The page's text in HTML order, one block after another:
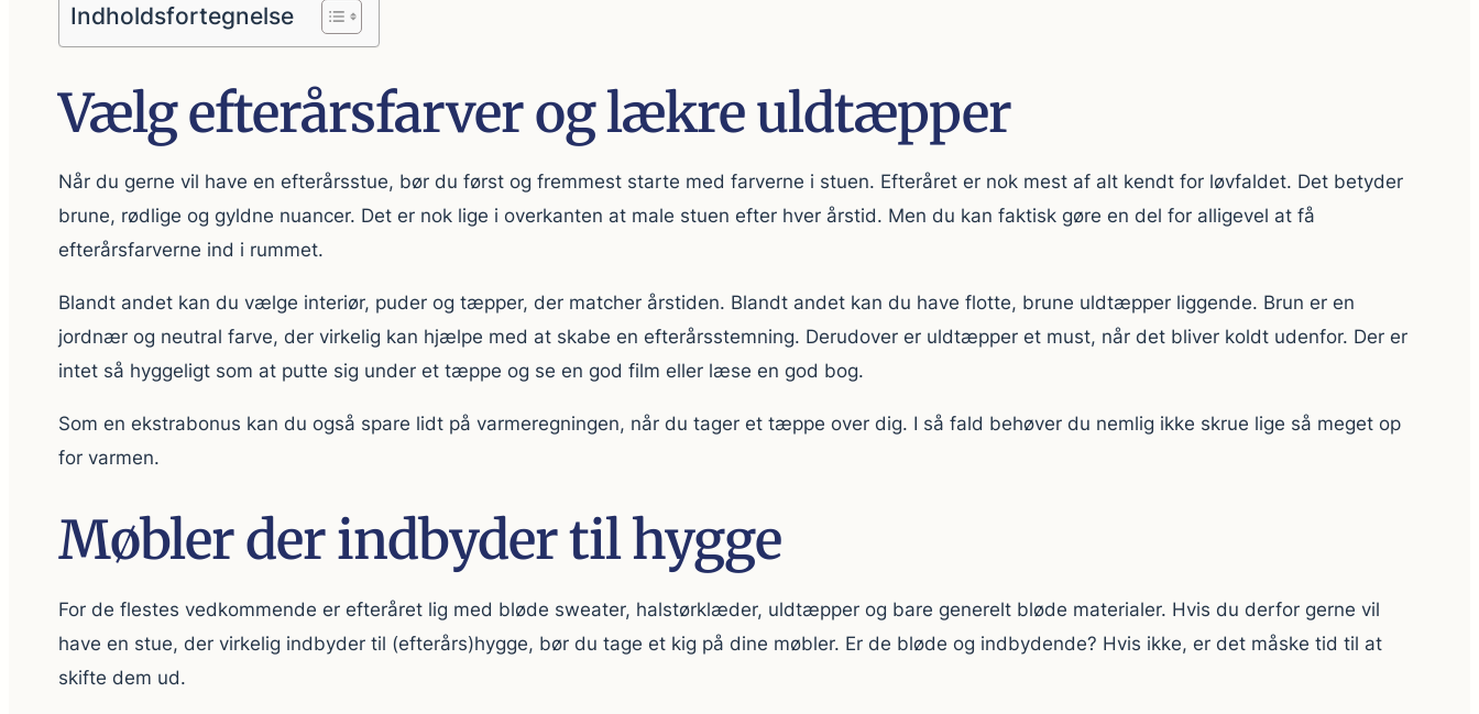
Indholdsfortegnelse
Vælg efterårsfarver og lækre uldtæpper
Når du gerne vil have en efterårsstue, bør du først og fremmest starte med farverne i stuen. Efteråret er nok mest af alt kendt for løvfaldet. Det betyder
brune, rødlige og gyldne nuancer. Det er nok lige i overkanten at male stuen efter hver årstid. Men du kan faktisk gøre en del for alligevel at få
efterårsfarverne ind i rummet.
Blandt andet kan du vælge interiør, puder og tæpper, der matcher årstiden. Blandt andet kan du have flotte, brune uldtæpper liggende. Brun er en
jordnær og neutral farve, der virkelig kan hjælpe med at skabe en efterårsstemning. Derudover er uldtæpper et must, når det bliver koldt udenfor. Der er
intet så hyggeligt som at putte sig under et tæppe og se en god film eller læse en god bog.
Som en ekstrabonus kan du også spare lidt på varmeregningen, når du tager et tæppe over dig. I så fald behøver du nemlig ikke skrue lige så meget op
for varmen.
Møbler der indbyder til hygge
For de flestes vedkommende er efteråret lig med bløde sweater, halstørklæder, uldtæpper og bare generelt bløde materialer. Hvis du derfor gerne vil
have en stue, der virkelig indbyder til (efterårs)hygge, bør du tage et kig på dine møbler. Er de bløde og indbydende? Hvis ikke, er det måske tid til at
skifte dem ud.